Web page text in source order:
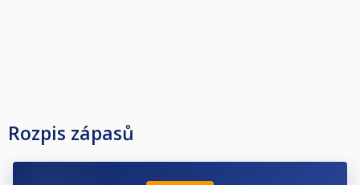
Rozpis zápasů